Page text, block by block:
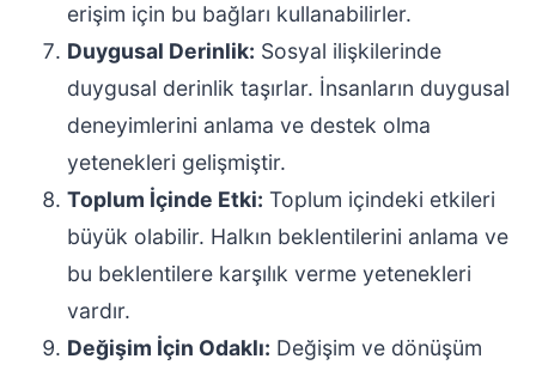
erişim için bu bağları kullanabilirler.
Duygusal Derinlik: Sosyal ilişkilerinde
duygusal derinlik taşırlar. İnsanların duygusal
deneyimlerini anlama ve destek olma
yetenekleri gelişmiştir.
Toplum İçinde Etki: Toplum içindeki etkileri
büyük olabilir. Halkın beklentilerini anlama ve
bu beklentilere karşılık verme yetenekleri
vardır.
Değişim İçin Odaklı: Değişim ve dönüşüm